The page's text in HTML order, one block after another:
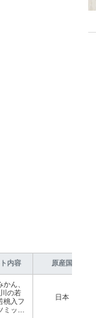
内容 原産国
かん、
の若
桃入フ
ミック
日本